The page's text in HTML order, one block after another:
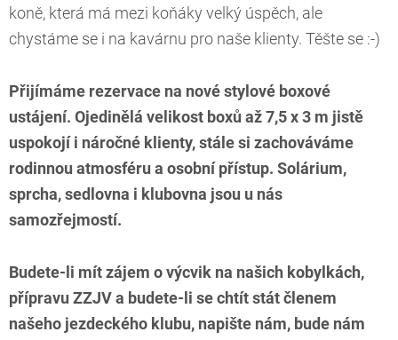
koně, která má mezi koňáky velký úspěch, ale
chystáme se i na kavárnu pro naše klienty. Těšte se :-)
Přijímáme rezervace na nové stylové boxové
ustájení. Ojedinělá velikost boxů až 7,5 x 3 m jistě
uspokojí i náročné klienty, stále si zachováváme
rodinnou atmosféru a osobní přístup. Solárium,
sprcha, sedlovna i klubovna jsou u nás
samozřejmostí.
Budete-li mít zájem o výcvik na našich kobylkách,
přípravu ZZJV a budete-li se chtít stát členem
našeho jezdeckého klubu, napište nám, bude nám